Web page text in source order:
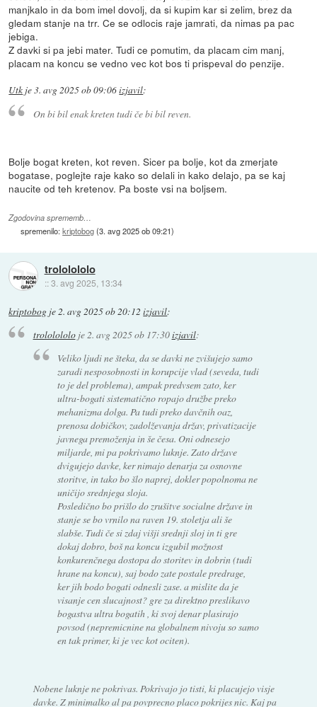
manjkalo in da bom imel dovolj, da si kupim kar si zelim, brez da
gledam stanje na trr. Ce se odlocis raje jamrati, da nimas pa pac
jebiga.
Z davki si pa jebi mater. Tudi ce pomutim, da placam cim manj,
placam na koncu se vedno vec kot bos ti prispeval do penzije.
Utk je3. avg 2025 ob 09:06izjavil:
On bi bil enak kreten tudi če bi bil reven.
Bolje bogat kreten, kot reven. Sicer pa bolje, kot da zmerjate
bogatase, poglejte raje kako so delali in kako delajo, pa se kaj
naucite od teh kretenov. Pa boste vsi na boljsem.
Zgodovina sprememb…
spremenilo:kriptobog(3. avg 2025 ob 09:21)
trololololo
::3. avg 2025, 13:34
kriptobog je2. avg 2025 ob 20:12 izjavil:
trololololoje2. avg 2025 ob 17:30izjavil:
Veliko ljudi ne šteka, da se davki ne zvišujejo samo
zaradi nesposobnosti in korupcije vlad (seveda, tudi
to je del problema), ampak predvsem zato, ker
ultra-bogati sistematično ropajo družbe preko
mehanizma dolga. Pa tudi preko davčnih oaz,
prenosa dobičkov, zadolževanja držav, privatizacije
javnega premoženja in še česa. Oni odnesejo
miljarde, mi pa pokrivamo luknje. Zato države
dvigujejo davke, ker nimajo denarja za osnovne
storitve, in tako bo šlo naprej, dokler popolnoma ne
uničijo srednjega sloja.
Posledično bo prišlo do zrušitve socialne države in
stanje se bo vrnilo na raven 19. stoletja ali še
slabše. Tudi če si zdaj višji srednji sloj in ti gre
dokaj dobro, boš na koncu izgubil možnost
konkurenčnega dostopa do storitev in dobrin (tudi
hrane na koncu), saj bodo zate postale predrage,
ker jih bodo bogati odnesli zase. a mislite da je
visanje cen slucajnost? gre za direktno preslikavo
bogastva ultra bogatih , ki svoj denar plasirajo
povsod (nepremicnine na globalnem nivoju so samo
en tak primer, ki je vec kot ociten).
Nobene luknje ne pokrivas. Pokrivajo jo tisti, ki placujejo visje
davke. Z minimalko al pa povprecno placo pokrijes nic. Kaj pa